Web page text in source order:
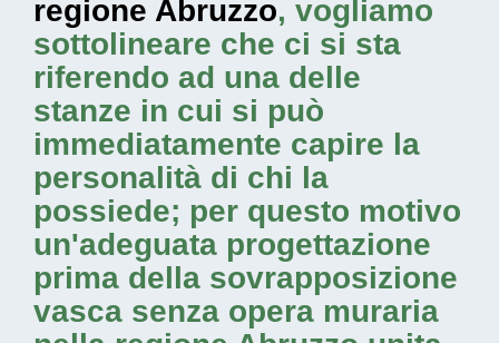
regione Abruzzo, vogliamo
sottolineare che ci si sta
riferendo ad una delle
stanze in cui si può
immediatamente capire la
personalità di chi la
possiede; per questo motivo
un'adeguata progettazione
prima della sovrapposizione
vasca senza opera muraria